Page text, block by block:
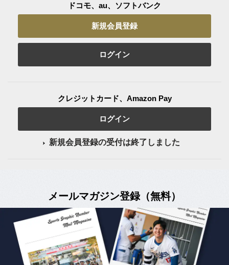
ドコモ、au、ソフトバンク
新規会員登録
ログイン
クレジットカード、Amazon Pay
ログイン
新規会員登録の受付は終了しました
メールマガジン登録（無料）